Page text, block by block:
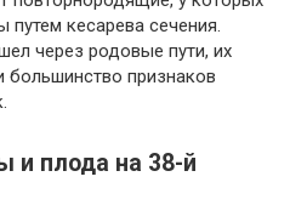
кесарева сечения.
через родовые пути, их
большинство признаков
и плода на 38-й